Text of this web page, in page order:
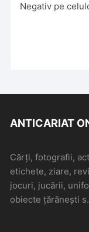
Negativ pe
ANTICARIAT
Cărți, fotografii,
etichete, ziare,
jocuri, jucării,
obiecte țărănești